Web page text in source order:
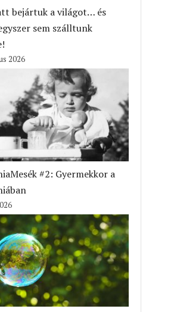
bejártuk a világot… és
sem szálltunk
2026
#2: Gyermekkor a